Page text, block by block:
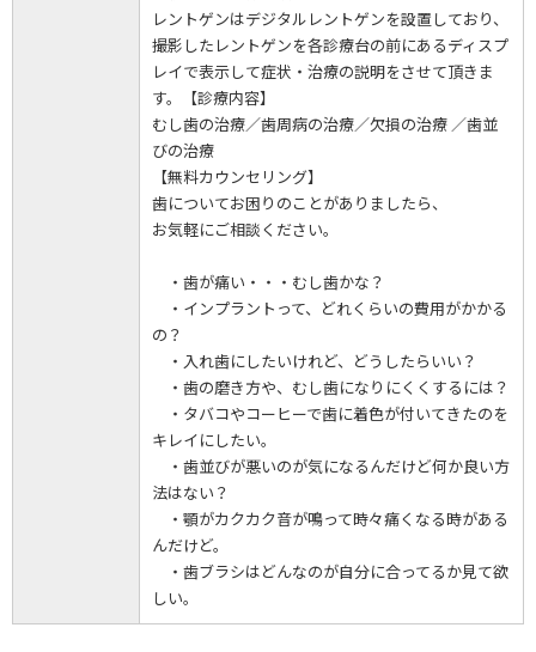
レントゲンはデジタルレントゲンを設置しており、
撮影したレントゲンを各診療台の前にあるディスプ
レイで表示して症状・治療の説明をさせて頂きま
す。【診療内容】
むし歯の治療／歯周病の治療／欠損の治療 ／歯並
びの治療
【無料カウンセリング】
歯についてお困りのことがありましたら、
お気軽にご相談ください。
・歯が痛い・・・むし歯かな？
・インプラントって、どれくらいの費用がかかる
の？
・入れ歯にしたいけれど、どうしたらいい？
・歯の磨き方や、むし歯になりにくくするには？
・タバコやコーヒーで歯に着色が付いてきたのを
キレイにしたい。
・歯並びが悪いのが気になるんだけど何か良い方
法はない？
・顎がカクカク音が鳴って時々痛くなる時がある
んだけど。
・歯ブラシはどんなのが自分に合ってるか見て欲
しい。